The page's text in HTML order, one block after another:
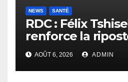
NEWS SANTÉ
RDC : Félix
renforce la
contre l’épidémie
AOÛT 6, 2026 ADMIN